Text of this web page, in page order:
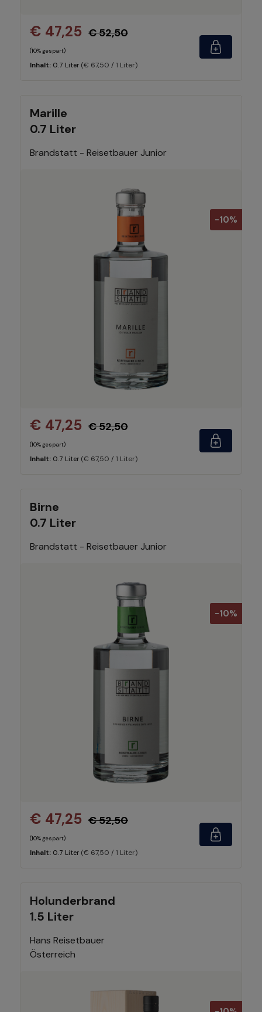
€ 47,25 € 52,50
(10% gespart)
Inhalt: 0.7 Liter (€ 67,50 / 1 Liter)
Marille
0.7 Liter
Brandstatt - Reisetbauer Junior
-10%
€ 47,25 € 52,50
(10% gespart)
Inhalt: 0.7 Liter (€ 67,50 / 1 Liter)
Birne
0.7 Liter
Brandstatt - Reisetbauer Junior
-10%
€ 47,25 € 52,50
(10% gespart)
Inhalt: 0.7 Liter (€ 67,50 / 1 Liter)
Holunderbrand
1.5 Liter
Hans Reisetbauer
Österreich